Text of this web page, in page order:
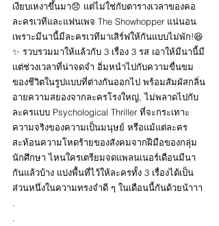
เงียบเหงาขึ้นมา😞 แต่ไม่ใช่กับตารางเวลาของคอ
ละครเวทีและแฟนเพจ The Showhopper แน่นอน
เพราะมีนานี้มีละครเวทีมาเสิร์ฟให้กันแบบไม่พัก!😆
✨ รวบรวมมาให้แล้วกับ 3 เรื่อง 3 รส เอาให้มีนานี้มี
แต่ช่วงเวลาที่น่าจดจำ อิ่มหนำไปกับความขื่นขม
ของชีวิตในรูปแบบที่ต่างกันออกไป พร้อมสัมผัสกลิ่น
อายความสยองจากละครโรงใหญ่, ไม่พลาดไปกับ
ละครแบบ Psychological Thriller ที่จะกระเทาะ
ความจริงของความเป็นมนุษย์ หรือแม้แต่ละคร
สะท้อนความโหดร้ายของสังคมจากฝีมือของกลุ่ม
นักศึกษา ไหนใครเตรียมจดแพลนเนอร์เดือนมีนา
กันแล้วบ้าง แบ่งพื้นที่ไว้ให้ละครทั้ง 3 เรื่องได้เป็น
ส่วนหนึ่งในความทรงจำดี ๆ ในเดือนนี้กันด้วยน้าาา
.
.